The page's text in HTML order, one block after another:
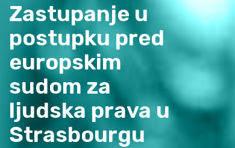
Zastupanje u
postupku pred
europskim
sudom za
ljudska prava u
Strasbourgu